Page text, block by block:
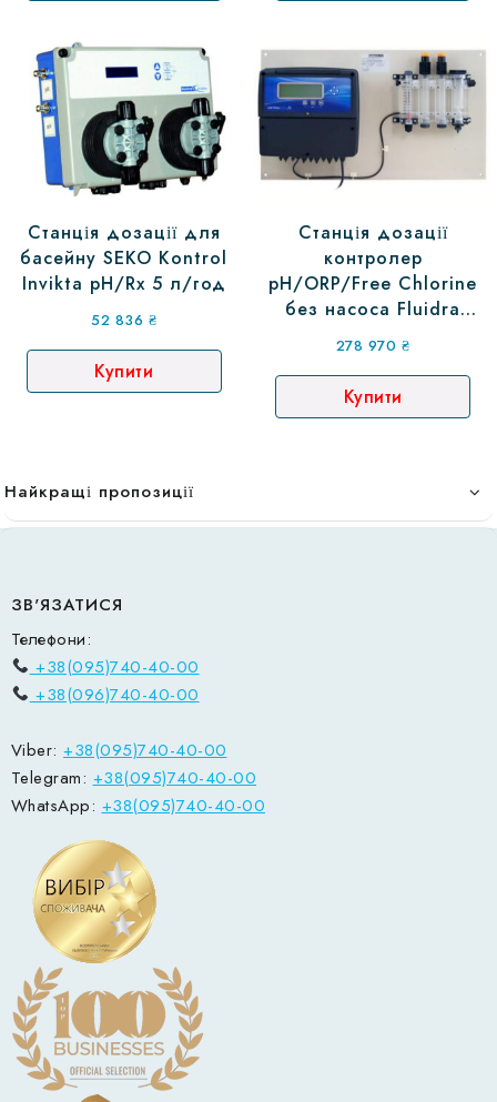
Найкращі пропозиції
Станція дозації для
басейну SEKO Kontrol
Invikta рН/Rx 5 л/год
52 836 ₴
Купити
Станція дозації
контролер
pH/ORP/Free Chlorine
без насоса Fluidra
(66176)
278 970 ₴
Купити
ЗВ'ЯЗАТИСЯ
Телефони:
+38(095)740-40-00
+38(096)740-40-00
Viber: +38(095)740-40-00
Telegram: +38(095)740-40-00
WhatsApp: +38(095)740-40-00